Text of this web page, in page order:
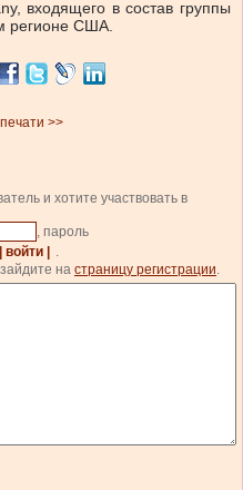
входящего в состав группы
регионе США.
>>
и хотите участвовать в
, пароль
| войти |
.
на страницу регистрации.